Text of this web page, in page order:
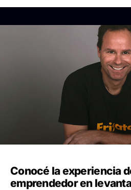
Conocé la experiencia
emprendedor en